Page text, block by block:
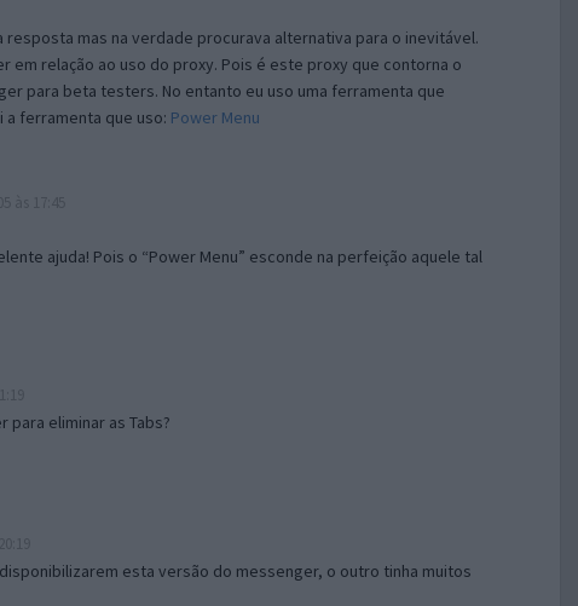
mas na verdade procurava alternativa para o inevitável.
em relação ao uso do proxy. Pois é este proxy que contorna o
para beta testers. No entanto eu uso uma ferramenta que
ferramenta que uso: Power Menu
ajuda! Pois o “Power Menu” esconde na perfeição aquele tal
para eliminar as Tabs?
esta versão do messenger, o outro tinha muitos